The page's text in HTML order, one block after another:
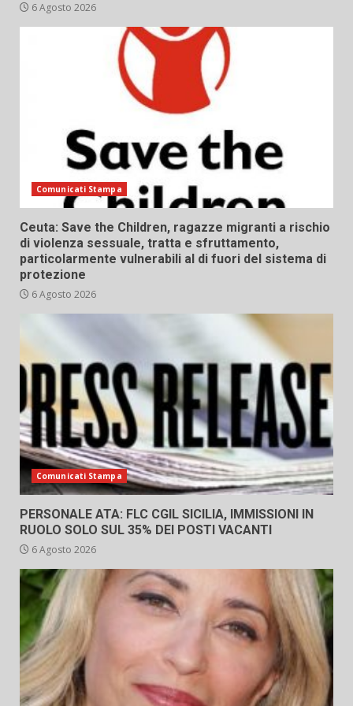
6 Agosto 2026
Comunicati Stampa
Ceuta: Save the Children, ragazze migranti a rischio
di violenza sessuale, tratta e sfruttamento,
particolarmente vulnerabili al di fuori del sistema di
protezione
6 Agosto 2026
Comunicati Stampa
PERSONALE ATA: FLC CGIL SICILIA, IMMISSIONI IN
RUOLO SOLO SUL 35% DEI POSTI VACANTI
6 Agosto 2026